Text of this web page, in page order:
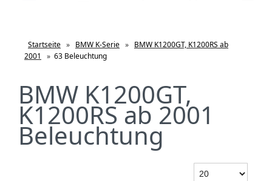
Startseite » BMW K-Serie » BMW K1200GT, K1200RS ab
2001
» 63 Beleuchtung
BMW K1200GT,
K1200RS ab 2001
Beleuchtung